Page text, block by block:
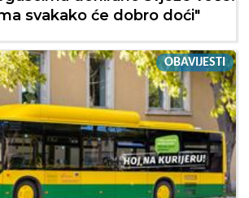
svakako će dobro doći"
OBAVIJESTI